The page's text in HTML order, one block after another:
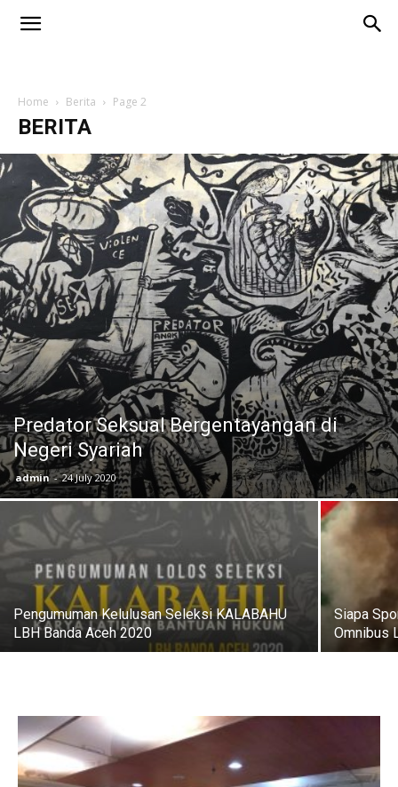
Home Berita Page 2
BERITA
Predator Seksual Bergentayangan di
Negeri Syariah
admin - 24 July 2020
Pengumuman Kelulusan Seleksi KALABAHU
LBH Banda Aceh 2020
Siapa
Omnibus